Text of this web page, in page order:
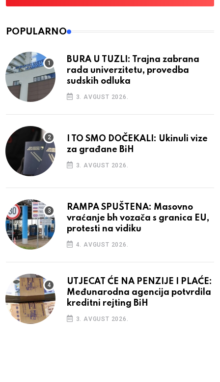
POPULARNO
BURA U TUZLI: Trajna zabrana
rada univerzitetu, provedba
sudskih odluka
3. AVGUST 2026.
I TO SMO DOČEKALI: Ukinuli vize
za građane BiH
3. AVGUST 2026.
RAMPA SPUŠTENA: Masovno
vraćanje bh vozača s granica EU,
protesti na vidiku
4. AVGUST 2026.
UTJECAT ĆE NA PENZIJE I PLAĆE:
Međunarodna agencija potvrdila
kreditni rejting BiH
3. AVGUST 2026.